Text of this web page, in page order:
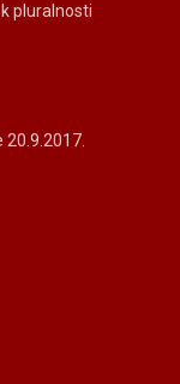
pluralnosti